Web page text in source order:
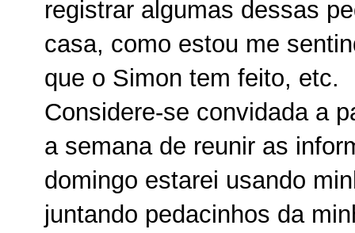
registrar algumas dessas
casa, como estou me
que o Simon tem feito, etc.
Considere-se convidada a
a semana de reunir as
domingo estarei usando
juntando pedacinhos da